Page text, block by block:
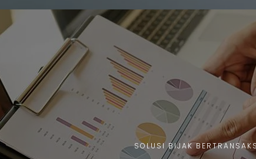
SOLUSI BIJAK